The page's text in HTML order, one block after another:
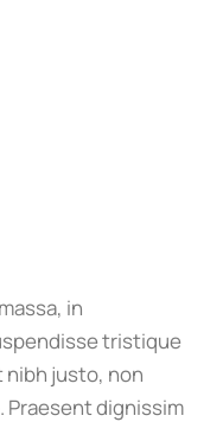
in
tristique
nibh justo, non
Praesent dignissim